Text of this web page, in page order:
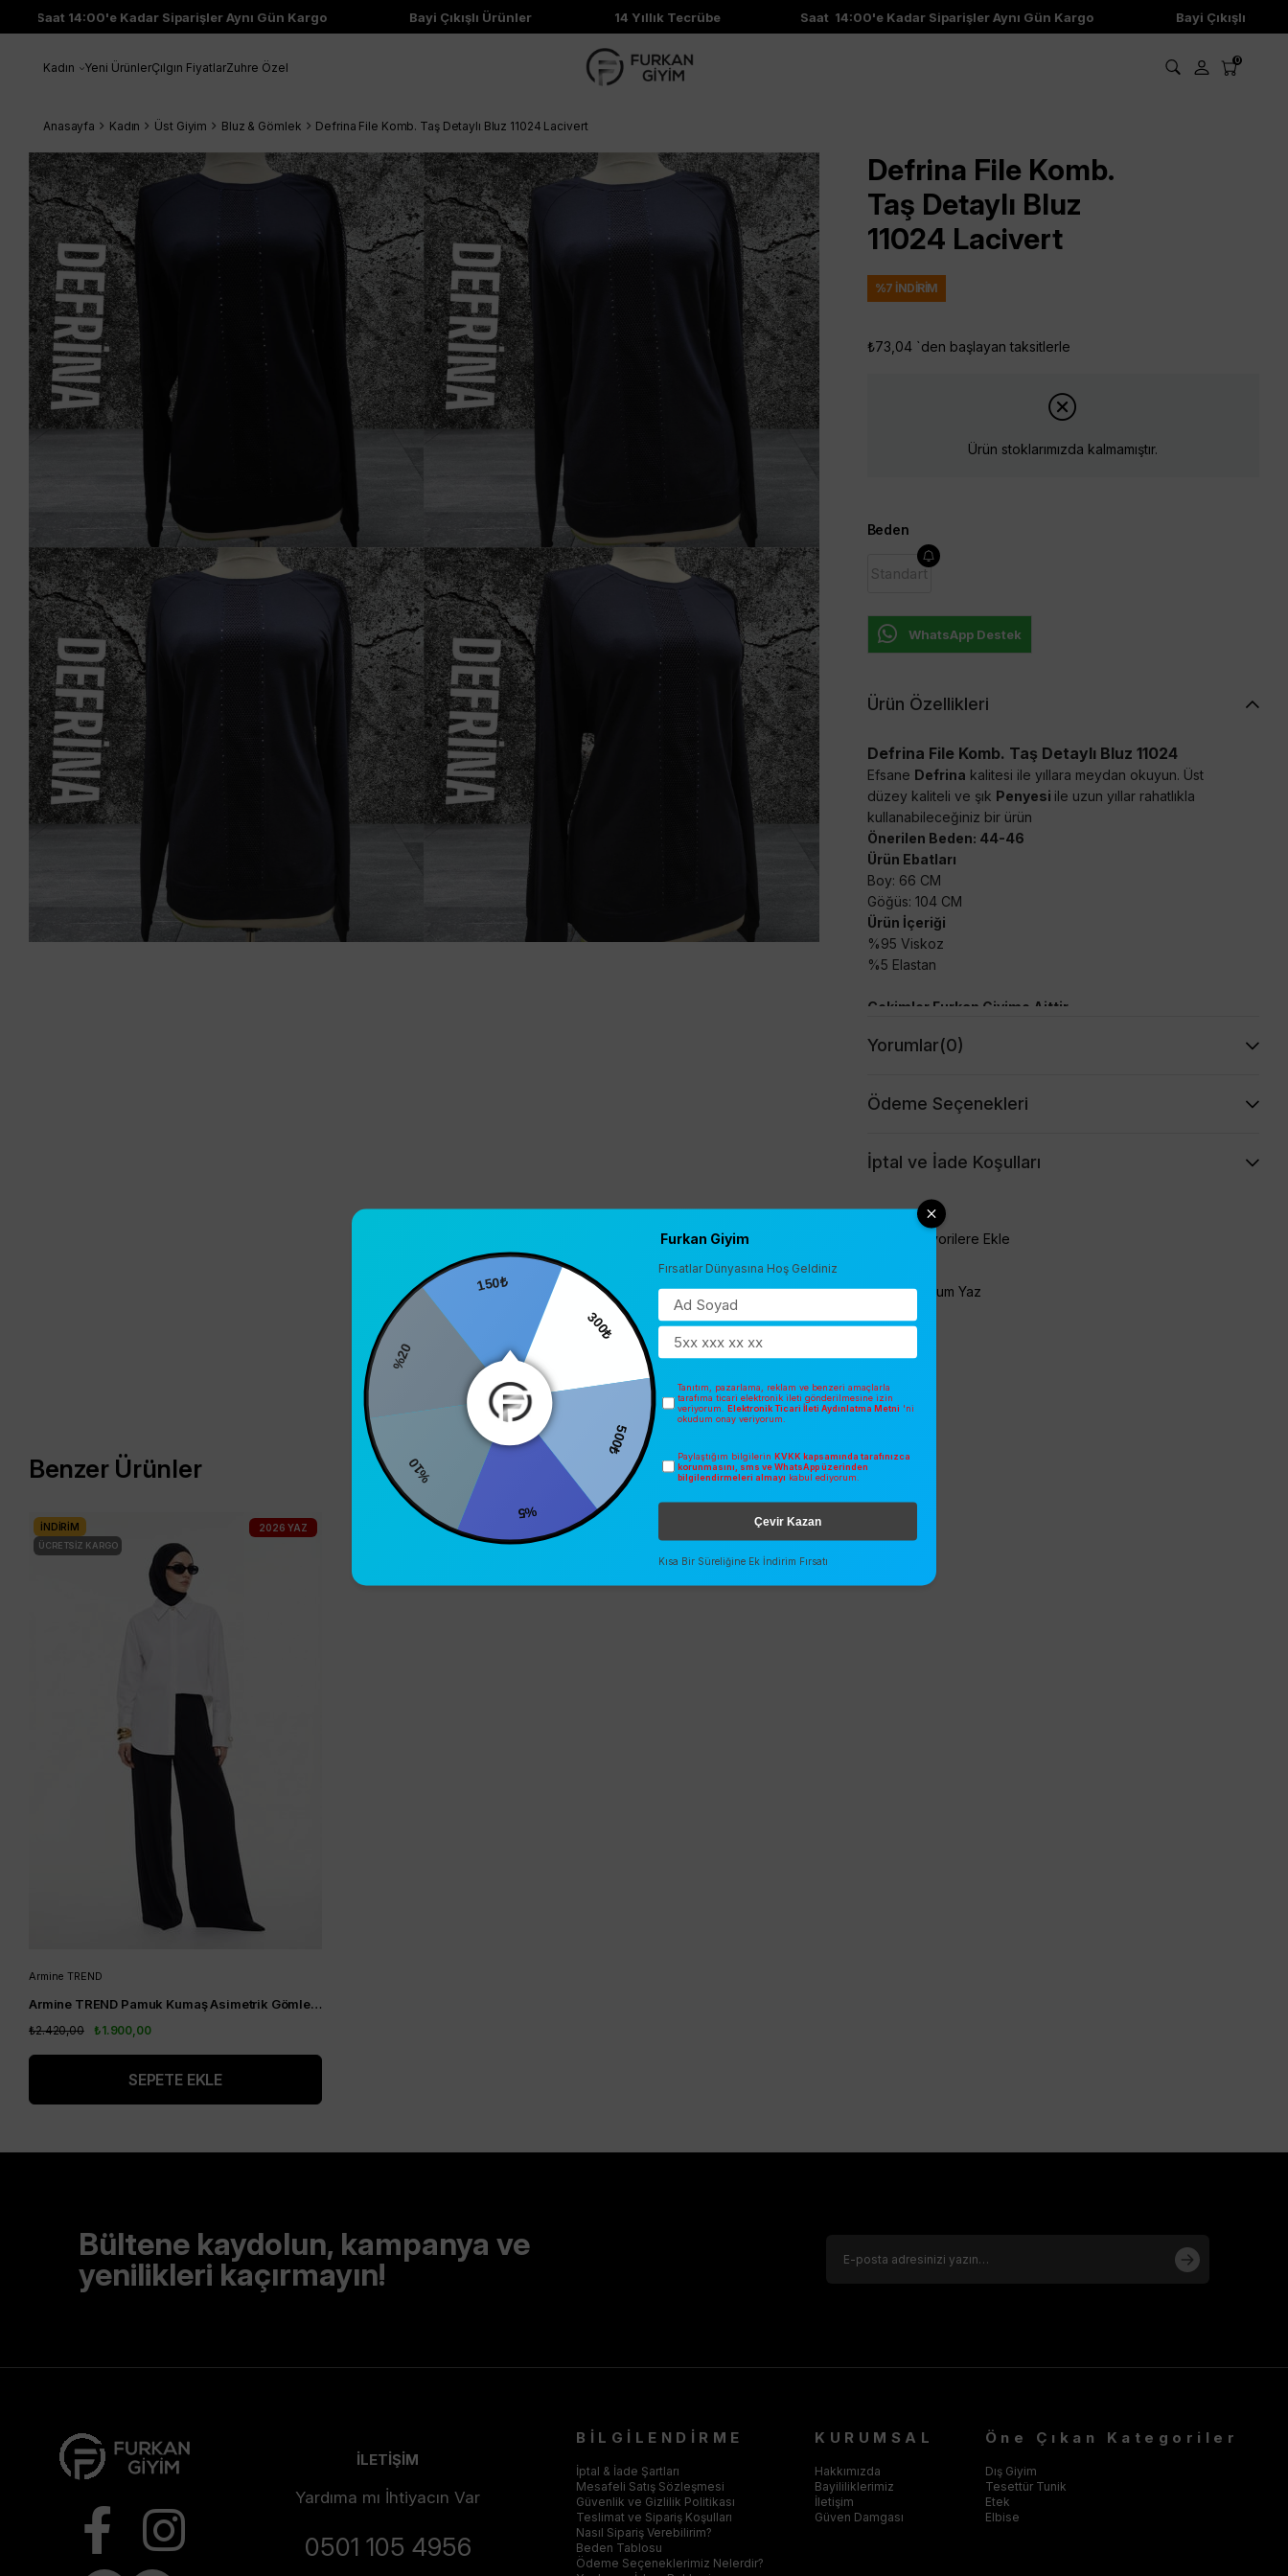
Saat 14:00'e Kadar Siparişler Aynı Gün Kargo Bayi Çıkışlı Ürünler 14 Yıllık Tecrübe Saat 14:00'e Kadar Siparişler Aynı Gün Kargo Bayi Çıkışlı Ürünler
Kadın Yeni ÜrünlerÇılgın FiyatlarZuhre Özel 0
Anasayfa Kadın Üst Giyim Bluz & Gömlek Defrina File Komb. Taş Detaylı Bluz 11024 Lacivert
Defrina File Komb.
Taş Detaylı Bluz
11024 Lacivert
%7 İNDIRIM
₺73,04 `den başlayan taksitlerle
Ürün stoklarımızda kalmamıştır.
Beden
Standart
WhatsApp Destek
Ürün Özellikleri
Defrina File Komb. Taş Detaylı Bluz 11024
Efsane Defrina kalitesi ile yıllara meydan okuyun. Üst
düzey kaliteli ve şık Penyesi ile uzun yıllar rahatlıkla
kullanabileceğiniz bir ürün
Önerilen Beden: 44-46
Ürün Ebatları
Boy: 66 CM
Göğüs: 104 CM
Ürün İçeriği
%95 Viskoz
%5 Elastan
Çekimler Furkan Giyime Aittir
Yorumlar(0)
Ödeme Seçenekleri
İptal ve İade Koşulları
Favorilere Ekle
Yorum Yaz
Benzer Ürünler
Armine TREND
Armine TREND Pamuk Kumaş Asimetrik Gömlek Ekru 25KT304
₺1.900,00
₺2.420,00
SEPETE EKLE
İNDIRIM
ÜCRETSIZ KARGO
2026 YAZ
Bültene kaydolun, kampanya ve
yenilikleri kaçırmayın!
İLETİŞİM
Yardıma mı İhtiyacın Var
0501 105 4956
BİLGİLENDİRME
İptal & İade Şartları
Mesafeli Satış Sözleşmesi
Güvenlik ve Gizlilik Politikası
Teslimat ve Sipariş Koşulları
Nasıl Sipariş Verebilirim?
Beden Tablosu
Ödeme Seçeneklerimiz Nelerdir?
KURUMSAL
Hakkımızda
Bayililiklerimiz
İletişim
Güven Damgası
Öne Çıkan Kategoriler
Dış Giyim
Tesettür Tunik
Etek
Elbise
150₺
300₺
500₺
Furkan Giyim
Fırsatlar Dünyasına Hoş Geldiniz
Tanıtım, pazarlama, reklam ve benzeri amaçlarla
tarafıma ticari elektronik ileti gönderilmesine izin
veriyorum. Elektronik Ticari İleti Aydınlatma Metni 'ni
okudum onay veriyorum.
Paylaştığım bilgilerin KVKK kapsamında tarafınızca
korunmasını, sms ve WhatsApp üzerinden
bilgilendirmeleri almayı kabul ediyorum.
Çevir Kazan
Kısa Bir Süreliğine Ek İndirim Fırsatı